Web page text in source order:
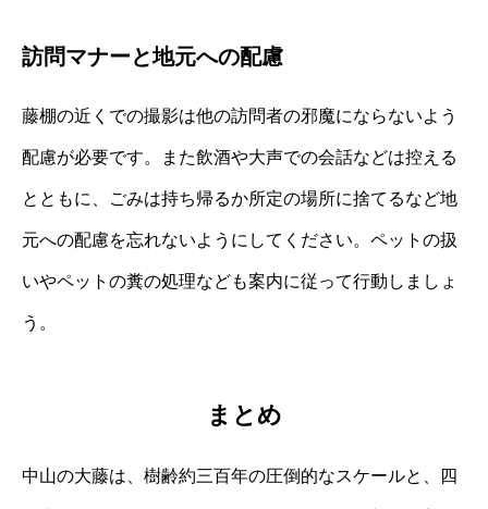
訪問マナーと地元への配慮
藤棚の近くでの撮影は他の訪問者の邪魔にならないよう
配慮が必要です。また飲酒や大声での会話などは控える
とともに、ごみは持ち帰るか所定の場所に捨てるなど地
元への配慮を忘れないようにしてください。ペットの扱
いやペットの糞の処理なども案内に従って行動しましょ
う。
まとめ
中山の大藤は、樹齢約三百年の圧倒的なスケールと、四